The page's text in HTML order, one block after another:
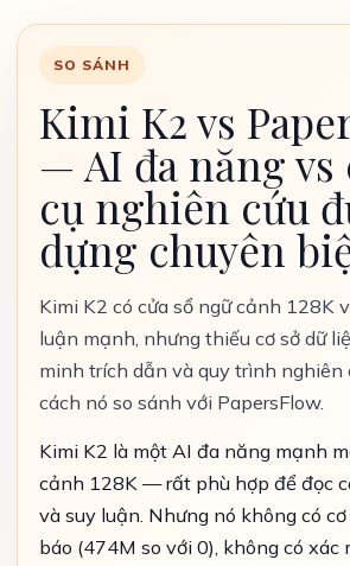
SO SÁNH
Kimi K2 vs
— AI đa năng vs
cụ nghiên cứu
dựng chuyên
Kimi K2 có cửa sổ ngữ cảnh 128K
luận mạnh, nhưng thiếu cơ sở dữ
minh trích dẫn và quy trình nghiên
cách nó so sánh với PapersFlow.
Kimi K2 là một AI đa năng mạnh
cảnh 128K — rất phù hợp để đọc
và suy luận. Nhưng nó không có
báo (474M so với 0), không có xác